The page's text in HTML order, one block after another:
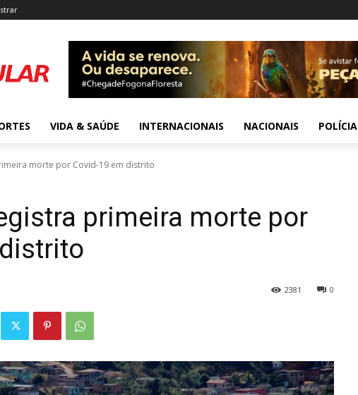
VIDA & SAÚDE INTERNACIONAIS NACIONAIS POLÍCIA
morte por Covid-19 em distrito
primeira morte por
0
2381